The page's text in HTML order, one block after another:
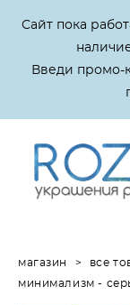
Сайт пока
Введи промо-
магазин > все
минимализм -